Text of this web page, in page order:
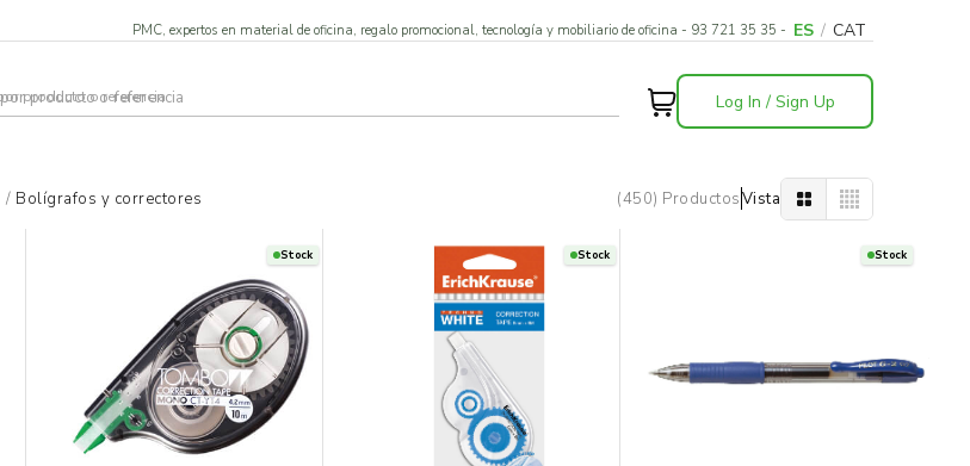
PMC, expertos en material de oficina, regalo promocional, tecnología y mobiliario de oficina - 93 721 35 35 - ES / CAT
Log In / Sign Up
/ Bolígrafos y correctores (450) ProductosVista
Stock Stock Stock